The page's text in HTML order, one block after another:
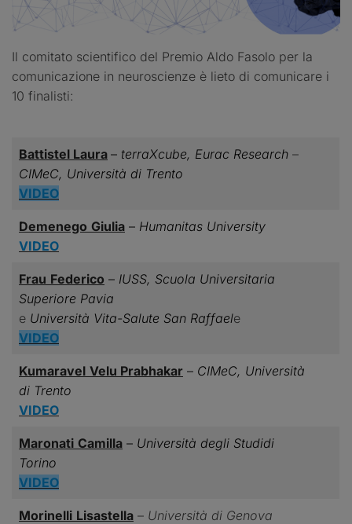
Il comitato scientifico del Premio Aldo Fasolo per la
comunicazione in neuroscienze è lieto di comunicare i
10 finalisti:
Battistel Laura – terraXcube, Eurac Research –
CIMeC, Università di Trento
VIDEO
Demenego Giulia – Humanitas University
VIDEO
Frau Federico – IUSS, Scuola Universitaria
Superiore Pavia
e Università Vita-Salute San Raffaele
VIDEO
Kumaravel Velu Prabhakar – CIMeC, Università
di Trento
VIDEO
Maronati Camilla – Università degli Studidi
Torino
VIDEO
Morinelli Lisastella – Università di Genova